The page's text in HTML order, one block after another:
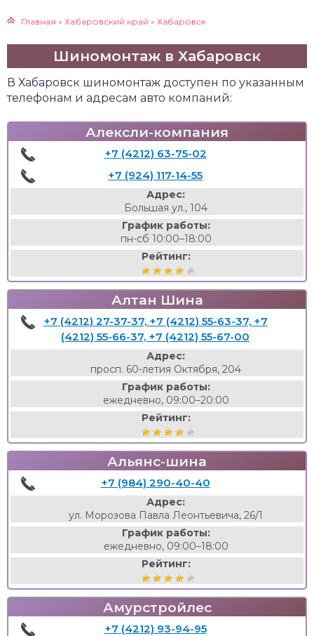
Главная » Хабаровский край » Хабаровск
Шиномонтаж в Хабаровск
В Хабаровск шиномонтаж доступен по указанным
телефонам и адресам авто компаний:
Алексли-компания
+7 (4212) 63-75-02
+7 (924) 117-14-55
Адрес:
Большая ул., 104
График работы:
пн-сб 10:00–18:00
Рейтинг:
Алтан Шина
+7 (4212) 27-37-37, +7 (4212) 55-63-37, +7
(4212) 55-66-37, +7 (4212) 55-67-00
Адрес:
просп. 60-летия Октября, 204
График работы:
ежедневно, 09:00–20:00
Рейтинг:
Альянс-шина
+7 (984) 290-40-40
Адрес:
ул. Морозова Павла Леонтьевича, 26/1
График работы:
ежедневно, 09:00–18:00
Рейтинг:
Амурстройлес
+7 (4212) 93-94-95